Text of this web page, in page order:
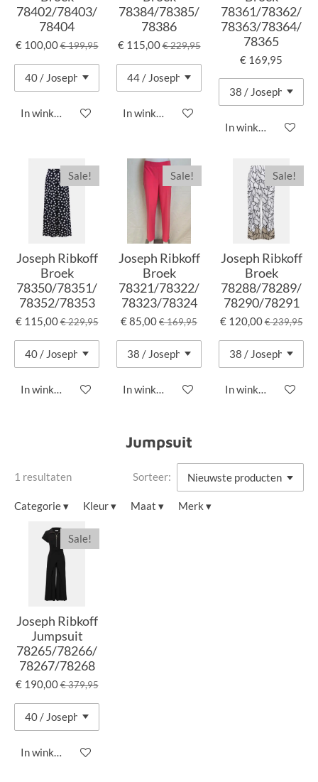
78402/78403/
78404
€ 100,00€ 199,95
In winkelwagen
78384/78385/
78386
€ 115,00€ 229,95
In winkelwagen
78361/78362/
78363/78364/
78365
€ 169,95
In winkelwagen
Sale!
Joseph Ribkoff
Broek
78350/78351/
78352/78353
€ 115,00€ 229,95
In winkelwagen
Sale!
Joseph Ribkoff
Broek
78321/78322/
78323/78324
€ 85,00€ 169,95
In winkelwagen
Sale!
Joseph Ribkoff
Broek
78288/78289/
78290/78291
€ 120,00€ 239,95
In winkelwagen
Jumpsuit
1 resultaten Sorteer:
Categorie▾ Kleur▾ Maat ▾ Merk ▾
Sale!
Joseph Ribkoff
Jumpsuit
78265/78266/
78267/78268
€ 190,00€ 379,95
In winkelwagen